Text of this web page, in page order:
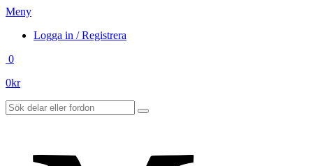
Meny
Logga in / Registrera
0
0kr